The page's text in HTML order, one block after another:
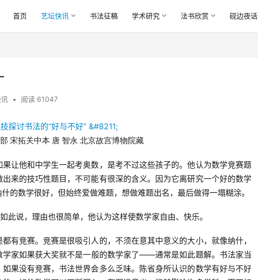
首页 艺坛快讯 书法征稿 学术研究 法书欣赏 砚边夜话
• 阅读 61047
宋拓关中本 唐 智永 北京故宫博物院藏
他和中学生一起考奥数，是考不过这些孩子的。他认为数学竞赛题
来的技巧性题目，不可能有很深的含义。因为它离研究一个好的数学
的数学很好，但始终爱做难题，想做难题出名，最后做得一塌糊涂。
说，理由也很简单，他认为这样使数学家自由、快乐。
竞赛。竞赛是很吸引人的，不须在意其中意义的大小，就像纳什，
家如果获大奖就不是一般的数学家了――通常是如此题解。书法家当
果没有竞赛，书法世界会多么乏味。陈省身所认识的数学有好与不好